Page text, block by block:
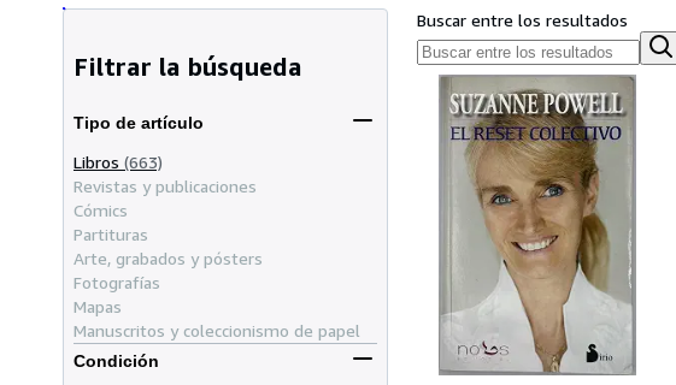
Filtrar la búsqueda
Tipo de artículo
Libros (663)
Revistas y publicaciones
Cómics
Partituras
Arte, grabados y pósters
Fotografías
Mapas
Manuscritos y coleccionismo de papel
Condición
Buscar entre los resultados